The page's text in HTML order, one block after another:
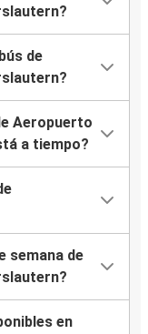
de
Aeropuerto
a tiempo?
semana de
en